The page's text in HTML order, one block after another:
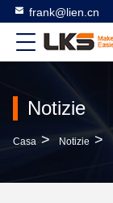
frank@lien.cn
Notizie
Casa > Notizie >